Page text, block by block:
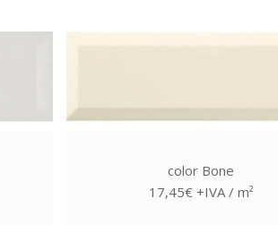
color Bone
17,45€ +IVA / m²